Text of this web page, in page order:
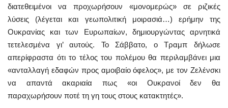
διατεθειμένοι να προχωρήσουν «μονομερώς» σε ριζικές
λύσεις (λέγεται και γεωπολιτική μοιρασιά…) ερήμην της
Ουκρανίας και των Ευρωπαίων, δημιουργώντας αρνητικά
τετελεσμένα γι’ αυτούς. Το Σάββατο, ο Τραμπ δήλωσε
απερίφραστα ότι το τέλος του πολέμου θα περιλαμβάνει μια
«ανταλλαγή εδαφών προς αμοιβαίο όφελος», με τον Ζελένσκι
να απαντά ακαριαία πως «οι Ουκρανοί δεν θα
παραχωρήσουν ποτέ τη γη τους στους κατακτητές».